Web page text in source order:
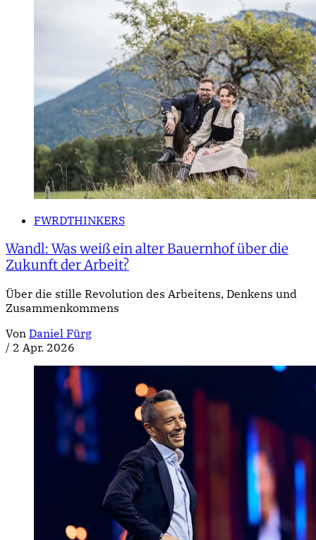
FWRDTHINKERS
Wandl: Was weiß ein alter Bauernhof über die
Zukunft der Arbeit?
Über die stille Revolution des Arbeitens, Denkens und
Zusammenkommens
Von Daniel Fürg
/ 2 Apr. 2026